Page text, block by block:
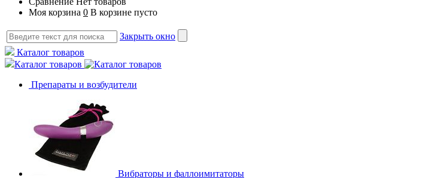
Моя корзина 0 В корзине пусто
Закрыть окно
Каталог товаров
Каталог товаров
Препараты и возбудители
Вибраторы и фаллоимитаторы